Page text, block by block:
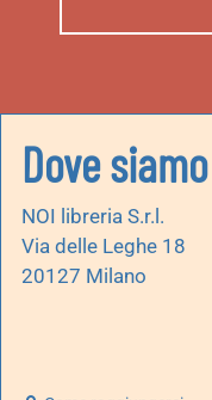
Dove siamo
NOI libreria S.r.l.
Via delle Leghe 18
20127 Milano